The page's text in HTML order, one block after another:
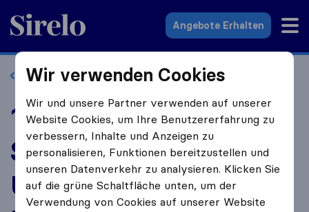
Sirelo.at
Angebote Erhalten
Zurück zum Profil
1A Klaviertransporte
Self-Storage u
Übersiedlungen
Wir verwenden Cookies
Wir und unsere Partner verwenden auf unserer
Website Cookies, um Ihre Benutzererfahrung zu
verbessern, Inhalte und Anzeigen zu
personalisieren, Funktionen bereitzustellen und
unseren Datenverkehr zu analysieren. Klicken Sie
auf die grüne Schaltfläche unten, um der
Verwendung von Cookies auf unserer Website